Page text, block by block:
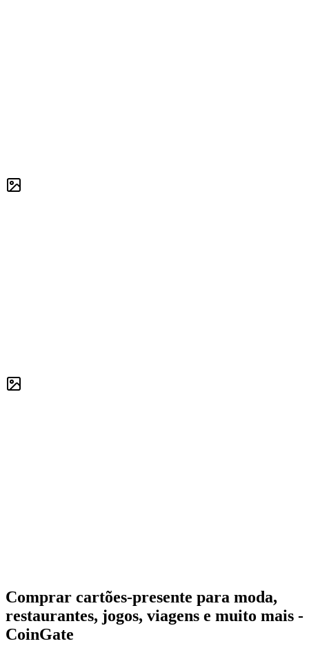
Comprar cartões-presente para moda,
restaurantes, jogos, viagens e muito mais -
CoinGate